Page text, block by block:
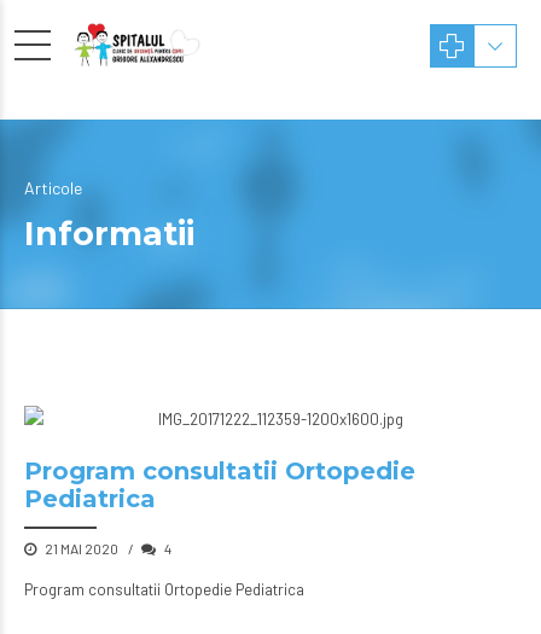
Articole
Informatii
Program consultatii Ortopedie
Pediatrica
21 MAI 2020 4
Program consultatii Ortopedie Pediatrica